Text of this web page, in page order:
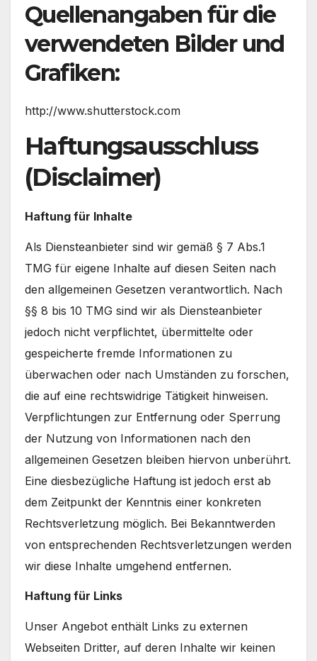
Quellenangaben für die
verwendeten Bilder und
Grafiken:
http://www.shutterstock.com
Haftungsausschluss
(Disclaimer)
Haftung für Inhalte
Als Diensteanbieter sind wir gemäß § 7 Abs.1
TMG für eigene Inhalte auf diesen Seiten nach
den allgemeinen Gesetzen verantwortlich. Nach
§§ 8 bis 10 TMG sind wir als Diensteanbieter
jedoch nicht verpflichtet, übermittelte oder
gespeicherte fremde Informationen zu
überwachen oder nach Umständen zu forschen,
die auf eine rechtswidrige Tätigkeit hinweisen.
Verpflichtungen zur Entfernung oder Sperrung
der Nutzung von Informationen nach den
allgemeinen Gesetzen bleiben hiervon unberührt.
Eine diesbezügliche Haftung ist jedoch erst ab
dem Zeitpunkt der Kenntnis einer konkreten
Rechtsverletzung möglich. Bei Bekanntwerden
von entsprechenden Rechtsverletzungen werden
wir diese Inhalte umgehend entfernen.
Haftung für Links
Unser Angebot enthält Links zu externen
Webseiten Dritter, auf deren Inhalte wir keinen